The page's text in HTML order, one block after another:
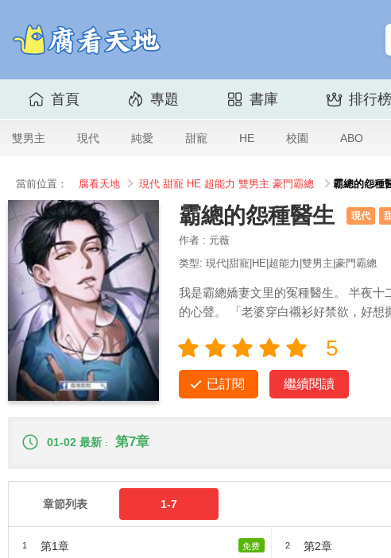
首頁 專題 書庫 排行榜
雙男主 現代 純愛 甜寵 HE 校園 ABO
當前位置： 腐看天地 現代 甜寵 HE 超能力 雙男主 豪門霸總 霸總的怨種
霸總的怨種醫生 現代
作者 : 元薇
类型: 現代|甜寵|HE|超能力|雙男主|豪門霸總
我是霸總嬌妻文里的冤種醫生。 半夜
的心聲。 「老婆穿白襯衫好禁欲，好
5
已訂閱 繼續閱讀
01-02 最新 第7章
章節列表 1-7
1 第1章 免费 2 第2章